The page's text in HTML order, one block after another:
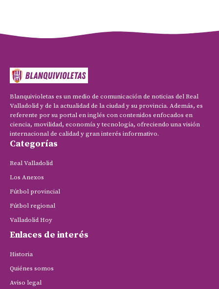
Blanquivioletas es un medio de comunicación de noticias del Real
Valladolid y de la actualidad de la ciudad y su provincia. Además, es
referente por su portal en inglés con contenidos enfocados en
ciencia, movilidad, economía y tecnología, ofreciendo una visión
internacional de calidad y gran interés informativo.
Categorías
Real Valladolid
Los Anexos
Fútbol provincial
Fútbol regional
Valladolid Hoy
Enlaces de interés
Historia
Quiénes somos
Aviso legal